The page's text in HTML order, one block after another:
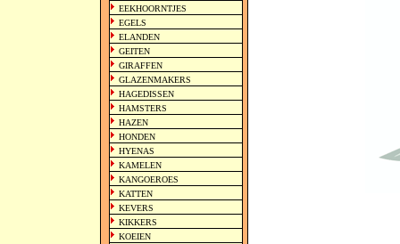
EEKHOORNTJES
EGELS
ELANDEN
GEITEN
GIRAFFEN
GLAZENMAKERS
HAGEDISSEN
HAMSTERS
HAZEN
HONDEN
HYENAS
KAMELEN
KANGOEROES
KATTEN
KEVERS
KIKKERS
KOEIEN